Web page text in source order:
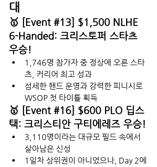
대
🥇 [Event #13 ] $1,500 NLHE
6-Handed: 크리스토퍼 스타츠
우승!
1,746명 참가자 중 정상에 오른 스타
츠, 커리어 최고 성과
섬세한 핸드 운영과 강력한 피니시로
WSOP 첫 타이틀 획득
🥇 [Event #16 ] $600 PLO 딥스
택: 크리스티안 구티에레즈 우승!
3,110명이라는 대규모 필드 속에서
살아남은 신성
1일차 상위권이 아니었으나, Day 2에